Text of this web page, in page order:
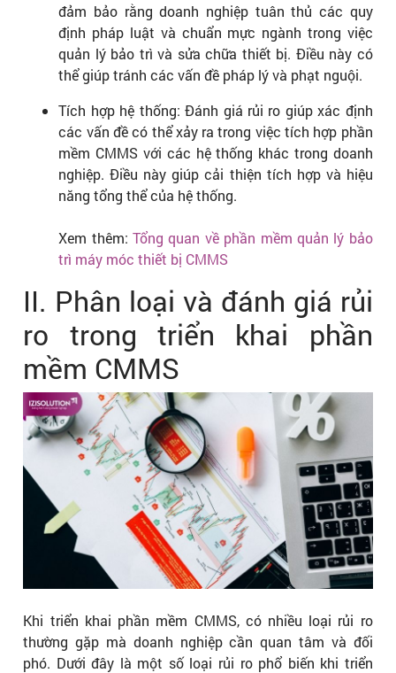
đảm bảo rằng doanh nghiệp tuân thủ các quy
định pháp luật và chuẩn mực ngành trong việc
quản lý bảo trì và sửa chữa thiết bị. Điều này có
thể giúp tránh các vấn đề pháp lý và phạt nguội.
Tích hợp hệ thống: Đánh giá rủi ro giúp xác định
các vấn đề có thể xảy ra trong việc tích hợp phần
mềm CMMS với các hệ thống khác trong doanh
nghiệp. Điều này giúp cải thiện tích hợp và hiệu
năng tổng thể của hệ thống.
Xem thêm:Tổng quan về phần mềm quản lý bảo
trì máy móc thiết bị CMMS
II. Phân loại và đánh giá rủi
ro trong triển khai phần
mềm CMMS
Khi triển khai phần mềm CMMS, có nhiều loại rủi ro
thường gặp mà doanh nghiệp cần quan tâm và đối
phó. Dưới đây là một số loại rủi ro phổ biến khi triển